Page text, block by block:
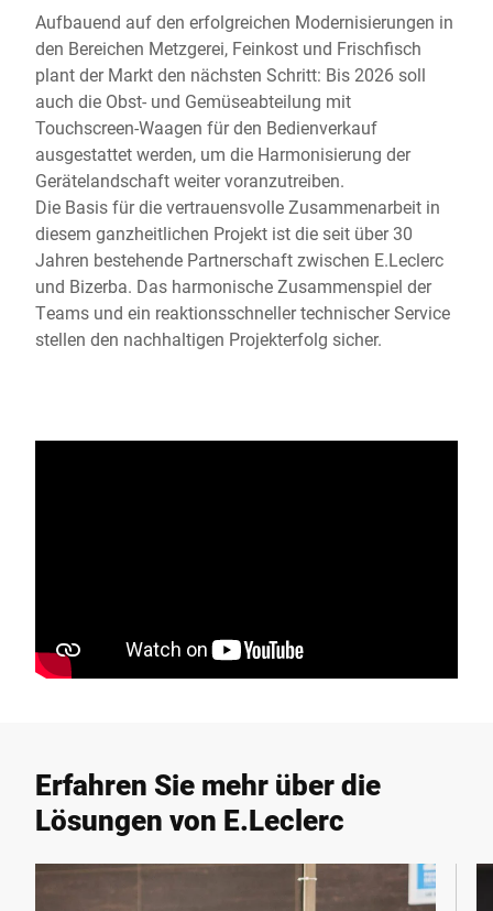
Aufbauend auf den erfolgreichen Modernisierungen in
den Bereichen Metzgerei, Feinkost und Frischfisch
plant der Markt den nächsten Schritt: Bis 2026 soll
auch die Obst- und Gemüseabteilung mit
Touchscreen-Waagen für den Bedienverkauf
ausgestattet werden, um die Harmonisierung der
Gerätelandschaft weiter voranzutreiben.
Die Basis für die vertrauensvolle Zusammenarbeit in
diesem ganzheitlichen Projekt ist die seit über 30
Jahren bestehende Partnerschaft zwischen E.Leclerc
und Bizerba. Das harmonische Zusammenspiel der
Teams und ein reaktionsschneller technischer Service
stellen den nachhaltigen Projekterfolg sicher.
Erfahren Sie mehr über die
Lösungen von E.Leclerc